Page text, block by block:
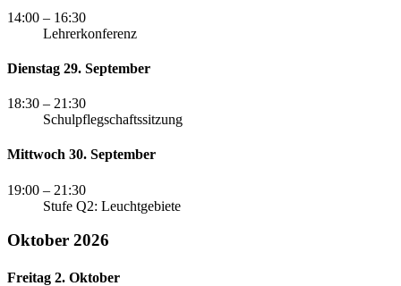
14:00 – 16:30
Lehrerkonferenz
Dienstag 29. September
18:30 – 21:30
Schulpflegschaftssitzung
Mittwoch 30. September
19:00 – 21:30
Stufe Q2: Leuchtgebiete
Oktober 2026
Freitag 2. Oktober